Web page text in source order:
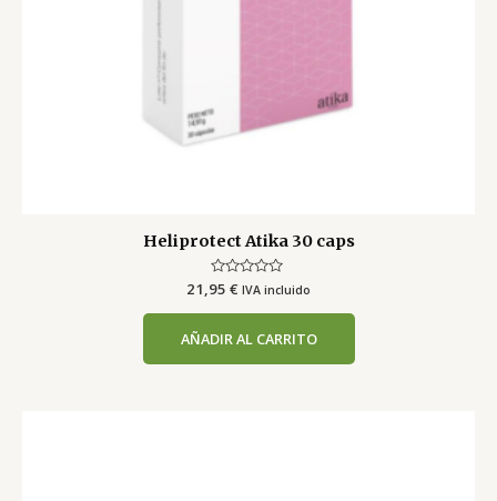
Heliprotect Atika 30 caps
Valorado
con
0
5
21,95 € IVA incluido
AÑADIR AL CARRITO